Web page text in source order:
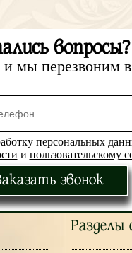
вопросы?
мы перезвоним
персональных
и пользовательскому
звонок
Разделы